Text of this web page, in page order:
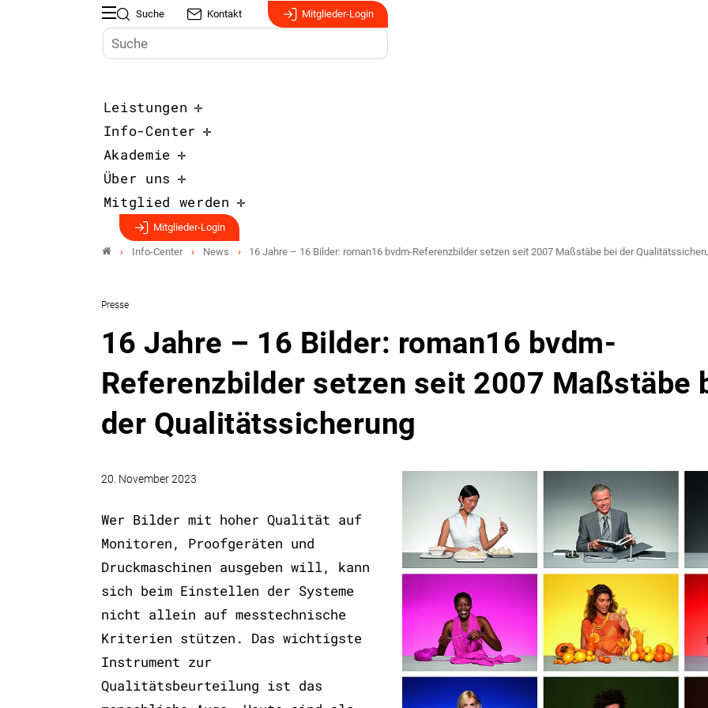
Suche Kontakt Mitglieder-Login
Leistungen
Info-Center
Akademie
Über uns
Mitglied werden
Mitglieder-Login
Info-Center News 16 Jahre – 16 Bilder: roman16 bvdm-Referenzbilder setzen seit 2007 Maßstäbe bei der
Presse
16 Jahre – 16 Bilder: roman16 bvdm-
Referenzbilder setzen seit 2007 Maßstäbe
der Qualitätssicherung
20. November 2023
Wer Bilder mit hoher Qualität auf
Monitoren, Proofgeräten und
Druckmaschinen ausgeben will, kann
sich beim Einstellen der Systeme
nicht allein auf messtechnische
Kriterien stützen. Das wichtigste
Instrument zur
Qualitätsbeurteilung ist das